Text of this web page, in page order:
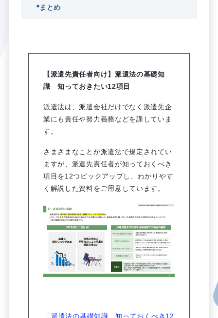
まとめ
【派遣先責任者向け】派遣法の基礎知
識 知っておきたい12項目
派遣法は、派遣会社だけでなく派遣先企
業にも責任や努力義務などを課していま
す。
さまざまなことが派遣法で規定されてい
ますが、派遣先責任者が知っておくべき
項目を12つピックアップし、わかりやす
く解説した資料をご用意しています。
「派遣法の基礎知識 知っておくべき12